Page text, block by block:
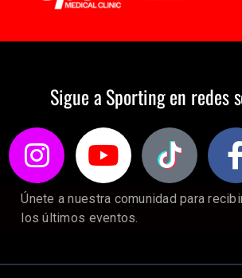
Sigue a Sporting en redes
Únete a nuestra comunidad para
los últimos eventos.